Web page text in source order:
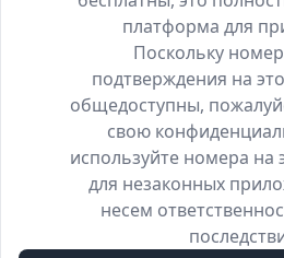
платформа для
Поскольку
подтверждения на
общедоступны,
свою
используйте номера на
для незаконных
несем